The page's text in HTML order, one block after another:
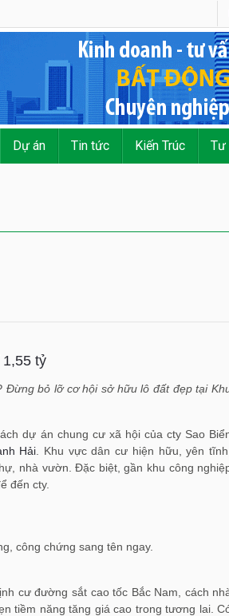
Dự án Tin tức Kiến Trúc Tư
tỷ
Đừng bỏ lỡ cơ hội sở hữu lô đất đẹp tại
dự án chung cư xã hội của cty Sao
Hải . Khu vực dân cư hiện hữu, yên tĩnh,
nhà vườn. Đặc biệt, gần khu công
đến cty.
công chứng sang tên ngay.
cư đường sắt cao tốc Bắc Nam, cách
tiềm năng tăng giá cao trong tương lai.